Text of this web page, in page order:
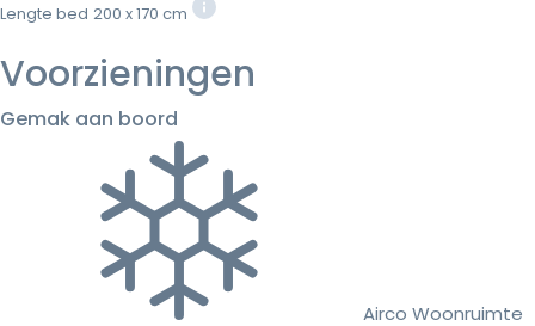
Lengte bed 200 x 170 cm
Voorzieningen
Gemak aan boord
Airco Woonruimte